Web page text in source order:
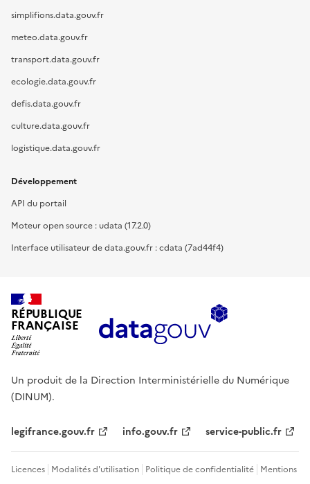
simplifions.data.gouv.fr
meteo.data.gouv.fr
transport.data.gouv.fr
ecologie.data.gouv.fr
defis.data.gouv.fr
culture.data.gouv.fr
logistique.data.gouv.fr
Développement
API du portail
Moteur open source : udata (17.2.0)
Interface utilisateur de data.gouv.fr : cdata (7ad44f4)
RÉPUBLIQUE
FRANÇAISE
Un produit de la Direction Interministérielle du Numérique
(DINUM).
legifrance.gouv.fr info.gouv.fr service-public.fr
Licences Modalités d'utilisation Politique de confidentialité Mentions